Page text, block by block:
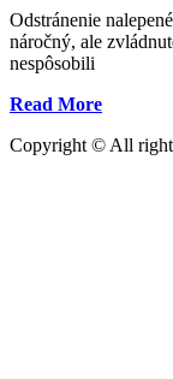
Odstránenie
náročný, ale
nespôsobili
Read More„Ako
nalepený
Copyright © All